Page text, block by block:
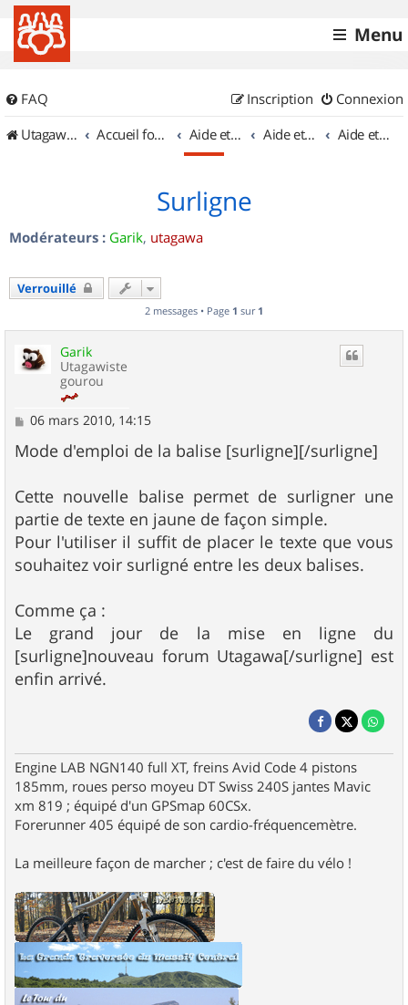
Menu
FAQ Connexion
Inscription
UtagawaVTT (Randos VTT et VTTAE avec traces GPS)
Accueil forum Aide et documentation Aide et documentation Aide et documentation des balises
Surligne
Modérateurs : Garik, utagawa
Verrouillé
2 messages • Page 1 sur 1
Garik
Utagawiste
gourou
M
s
s
g
e
06 mars 2010, 14:15
Mode d'emploi de la balise [surligne][/surligne]
Cette nouvelle balise permet de surligner une
partie de texte en jaune de façon simple.
Pour l'utiliser il suffit de placer le texte que vous
souhaitez voir surligné entre les deux balises.
Comme ça :
Le grand jour de la mise en ligne du
[surligne]nouveau forum Utagawa[/surligne] est
enfin arrivé.
Engine LAB NGN140 full XT, freins Avid Code 4 pistons
185mm, roues perso moyeu DT Swiss 240S jantes Mavic
xm 819 ; équipé d'un GPSmap 60CSx.
Forerunner 405 équipé de son cardio-fréquencemètre.
La meilleure façon de marcher ; c'est de faire du vélo !